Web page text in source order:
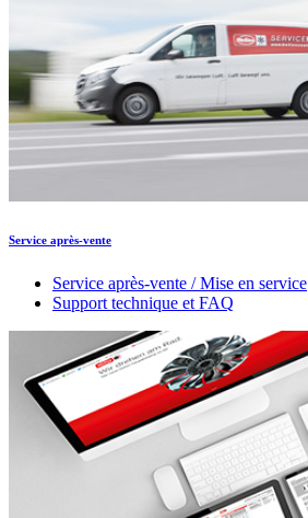
Service après-vente
Service après-vente / Mise en service
Support technique et FAQ